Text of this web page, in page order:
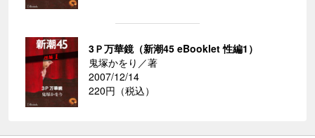
3Ｐ万華鏡（新潮45 eBooklet 性編1）
鬼塚かをり／著
2007/12/14
220円（税込）